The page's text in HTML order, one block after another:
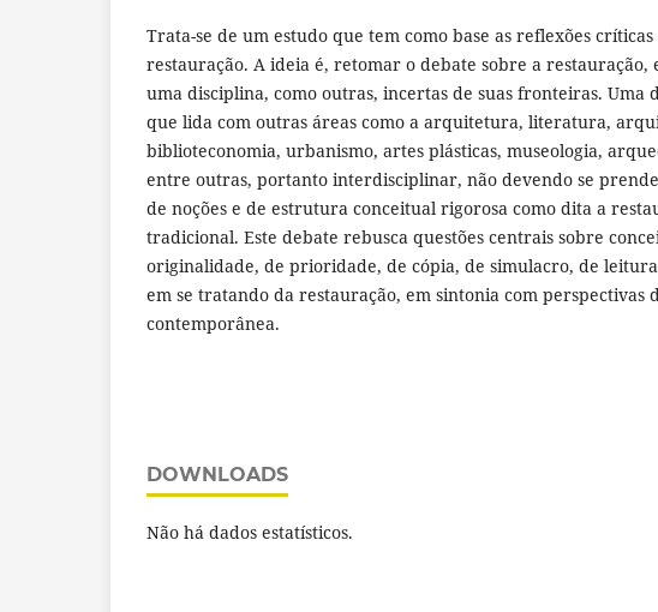
Trata-se de um estudo que tem como base as reflexões
restauração. A ideia é, retomar o debate sobre a restauração,
uma disciplina, como outras, incertas de suas fronteiras. Uma
que lida com outras áreas como a arquitetura, literatura,
biblioteconomia, urbanismo, artes plásticas, museologia,
entre outras, portanto interdisciplinar, não devendo se
de noções e de estrutura conceitual rigorosa como dita a
tradicional. Este debate rebusca questões centrais sobre
originalidade, de prioridade, de cópia, de simulacro, de
em se tratando da restauração, em sintonia com perspectivas
contemporânea.
DOWNLOADS
Não há dados estatísticos.